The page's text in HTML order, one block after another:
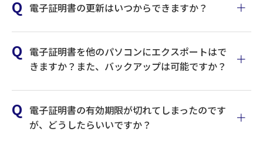
電子証明書の更新はいつからできますか？
電子証明書を他のパソコンにエクスポートはで
きますか？また、バックアップは可能ですか？
電子証明書の有効期限が切れてしまったのです
が、どうしたらいいですか？